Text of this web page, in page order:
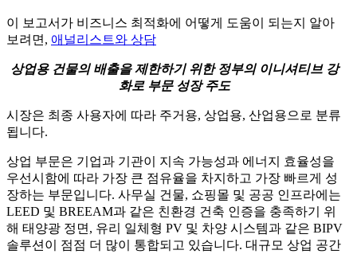
이 보고서가 비즈니스 최적화에 어떻게 도움이 되는지 알아
보려면, 애널리스트와 상담
상업용 건물의 배출을 제한하기 위한 정부의 이니셔티브 강
화로 부문 성장 주도
시장은 최종 사용자에 따라 주거용, 상업용, 산업용으로 분류
됩니다.
상업 부문은 기업과 기관이 지속 가능성과 에너지 효율성을
우선시함에 따라 가장 큰 점유율을 차지하고 가장 빠르게 성
장하는 부문입니다. 사무실 건물, 쇼핑몰 및 공공 인프라에는
LEED 및 BREEAM과 같은 친환경 건축 인증을 충족하기 위
해 태양광 정면, 유리 일체형 PV 및 차양 시스템과 같은 BIPV
솔루션이 점점 더 많이 통합되고 있습니다. 대규모 상업 공간